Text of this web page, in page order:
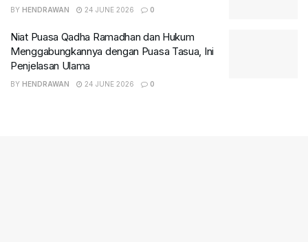
BY HENDRAWAN 24 JUNE 2026 0
Niat Puasa Qadha Ramadhan dan Hukum
Menggabungkannya dengan Puasa Tasua, Ini
Penjelasan Ulama
BY HENDRAWAN 24 JUNE 2026 0